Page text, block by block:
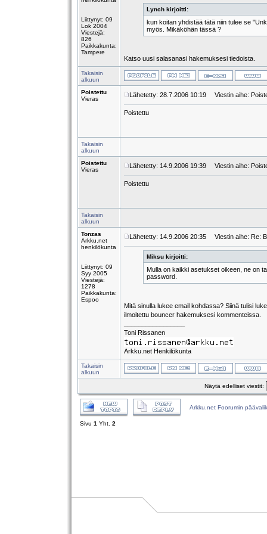
Liittynyt: 09
Lok 2004
Viestejä:
826
Paikkakunta:
Tampere
Lynch kirjoitti:
kun koitan yhdistää tätä niin tulee se
myös. Mikäköhän tässä ?
Katso uusi salasanasi hakemuksesi tiedoista.
Takaisin
alkuun
Poistettu
Vieras
Lähetetty: 28.7.2006 10:19 Viestin aihe:
Poistettu
Takaisin
alkuun
Poistettu
Vieras
Lähetetty: 14.9.2006 19:39 Viestin aihe:
Poistettu
Takaisin
alkuun
Tonzas
Arkku.net
henkilökunta
Liittynyt: 09
Syy 2005
Viestejä:
1278
Paikkakunta:
Espoo
Lähetetty: 14.9.2006 20:35 Viestin aihe: Re:
Miksu kirjoitti:
Mulla on kaikki asetukset oikeen, ne on
password.
Mitä sinulla lukee email kohdassa? Siinä tulisi
ilmoitettu bouncer hakemuksesi kommenteissa.
Toni Rissanen
Arkku.net Henkilökunta
Takaisin
alkuun
Näytä edelliset viestit:
Arkku.net Foorumin
Sivu 1 Yht. 2